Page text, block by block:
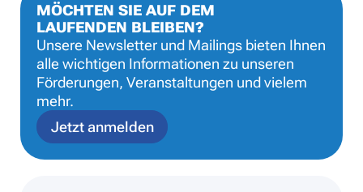
MÖCHTEN SIE AUF DEM
LAUFENDEN BLEIBEN?
Unsere Newsletter und Mailings bieten Ihnen
alle wichtigen Informationen zu unseren
Förderungen, Veranstaltungen und vielem
mehr.
Jetzt anmelden